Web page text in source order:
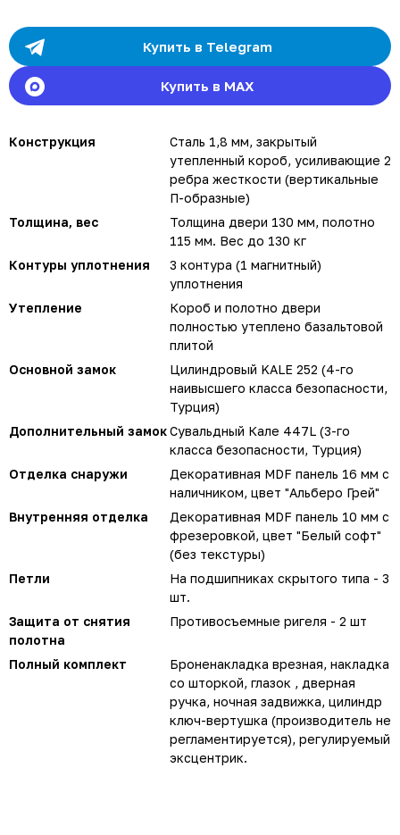
Купить в Telegram
Купить в MAX
Конструкция
Сталь 1,8 мм, закрытый
утепленный короб, усиливающие 2
ребра жесткости (вертикальные
П-образные)
Толщина, вес
Толщина двери 130 мм, полотно
115 мм. Вес до 130 кг
Контуры уплотнения
3 контура (1 магнитный)
уплотнения
Утепление
Короб и полотно двери
полностью утеплено базальтовой
плитой
Основной замок
Цилиндровый KALE 252 (4-го
наивысшего класса безопасности,
Турция)
Дополнительный замокСувальдный Кале 447L (3-го
класса безопасности, Турция)
Отделка снаружи
Декоративная MDF панель 16 мм с
наличником, цвет "Альберо Грей"
Внутренняя отделка
Декоративная MDF панель 10 мм с
фрезеровкой, цвет "Белый софт"
(без текстуры)
Петли
На подшипниках скрытого типа - 3
шт.
Защита от снятия
полотна
Противосъемные ригеля - 2 шт
Полный комплект
Броненакладка врезная, накладка
со шторкой, глазок , дверная
ручка, ночная задвижка, цилиндр
ключ-вертушка (производитель не
регламентируется), регулируемый
эксцентрик.